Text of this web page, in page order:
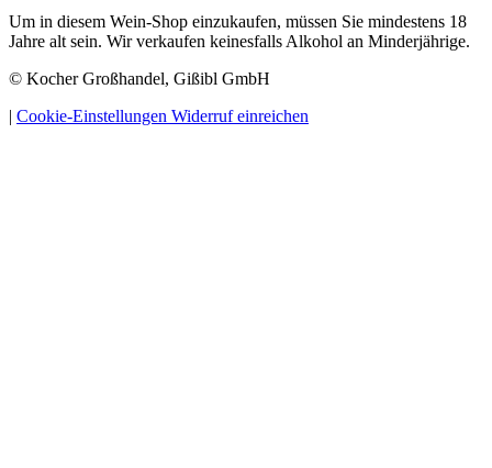
Um in diesem Wein-Shop einzukaufen, müssen Sie mindestens 18
Jahre alt sein. Wir verkaufen keinesfalls Alkohol an Minderjährige.
© Kocher Großhandel, Gißibl GmbH
| Cookie-Einstellungen Widerruf einreichen